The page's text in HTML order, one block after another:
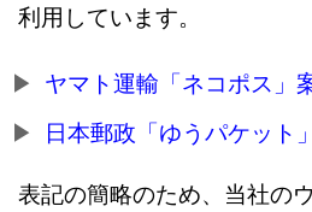
利用しています。
ヤマト運輸「ネコポス」
日本郵政「ゆうパケット
表記の簡略のため、当社の